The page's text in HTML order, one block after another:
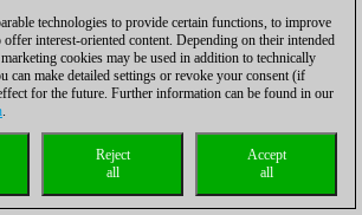
technologies to provide certain functions, to improve
offer interest-oriented content. Depending on their intended
cookies may be used in addition to technically
can make detailed settings or revoke your consent (if
for the future. Further information can be found in our
.
Accept
all
Reject
all